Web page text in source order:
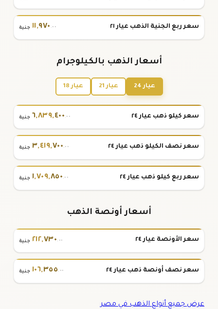
سعر ربع الجنية الذهب عيار ٢١ ١١,٩٧٠ .٠٠ جنية
أسعار الذهب بالكيلوجرام
عيار 24 عيار 21 عيار 18
سعر كيلو ذهب عيار ٢٤ ٦,٨٣٩,٤٠٠.٠٠ جنية
سعر نصف الكيلو ذهب عيار ٢٤ ٣,٤١٩,٧٠٠.٠٠ جنية
سعر ربع كيلو ذهب عيار ٢٤ ١,٧٠٩,٨٥٠.٠٠ جنية
أسعار أونصة الذهب
سعر الأونصة عيار ٢٤ ٢١٢,٧٣٠.٠٠ جنية
سعر نصف أونصة ذهب عيار ٢٤ ١٠٦,٣٥٥.٠٠ جنية
عرض جميع أنواع الذهب في مصر